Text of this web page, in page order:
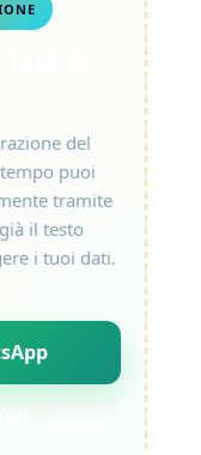
del
puoi
tramite
il testo
i tuoi dati.